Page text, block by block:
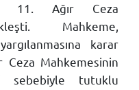
11. Ağır Ceza
Mahkeme,
karar
Ceza Mahkemesinin
sebebiyle tutuklu